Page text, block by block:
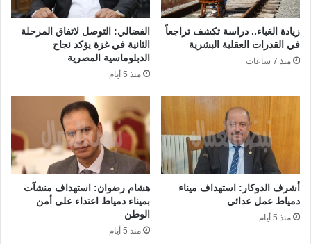
زيادة الغباء.. دراسة تكشف تراجعاً
في القدرات العقلية البشرية
منذ 7 ساعات
الفضالي: التوصل لاتفاق المرحلة
الثانية في غزة يؤكد نجاح
الدبلوماسية المصرية
منذ 5 أيام
أشرف الدوكار: استهداف ميناء
دمياط عمل عدائي
منذ 5 أيام
هشام رضوان: استهداف منشآت
بميناء دمياط اعتداء على أمن
الوطن
منذ 5 أيام